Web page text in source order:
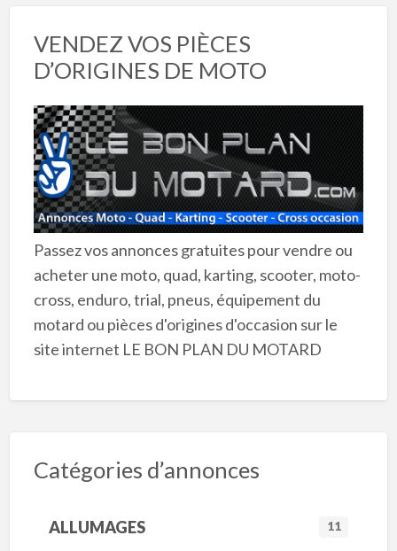
VENDEZ VOS PIÈCES
D’ORIGINES DE MOTO
Passez vos annonces gratuites pour vendre ou
acheter une moto, quad, karting, scooter, moto-
cross, enduro, trial, pneus, équipement du
motard ou pièces d'origines d'occasion sur le
site internet LE BON PLAN DU MOTARD
Catégories d’annonces
ALLUMAGES 11